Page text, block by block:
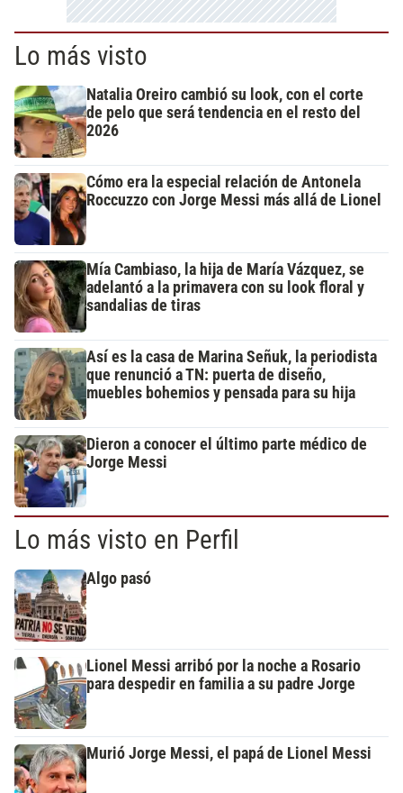
Lo más visto
Natalia Oreiro cambió su look, con el corte
de pelo que será tendencia en el resto del
2026
Cómo era la especial relación de Antonela
Roccuzzo con Jorge Messi más allá de Lionel
Mía Cambiaso, la hija de María Vázquez, se
adelantó a la primavera con su look floral y
sandalias de tiras
Así es la casa de Marina Señuk, la periodista
que renunció a TN: puerta de diseño,
muebles bohemios y pensada para su hija
Dieron a conocer el último parte médico de
Jorge Messi
Lo más visto en Perfil
Algo pasó
Lionel Messi arribó por la noche a Rosario
para despedir en familia a su padre Jorge
Murió Jorge Messi, el papá de Lionel Messi